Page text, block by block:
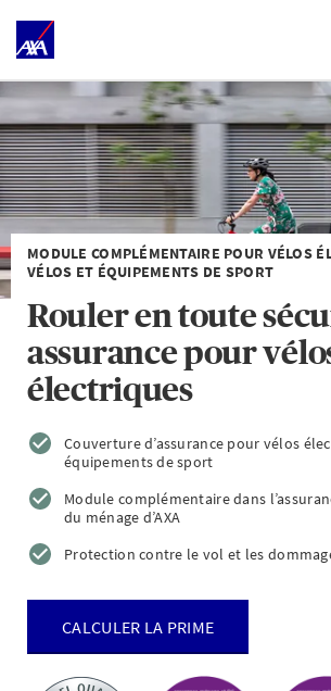
MODULE COMPLÉMENTAIRE POUR VÉLOS
VÉLOS ET ÉQUIPEMENTS DE SPORT
Rouler en toute
assurance pour
électriques
Couverture d’assurance pour vélos
équipements de sport
Module complémentaire dans
du ménage d’AXA
Protection contre le vol et les
CALCULER LA PRIME